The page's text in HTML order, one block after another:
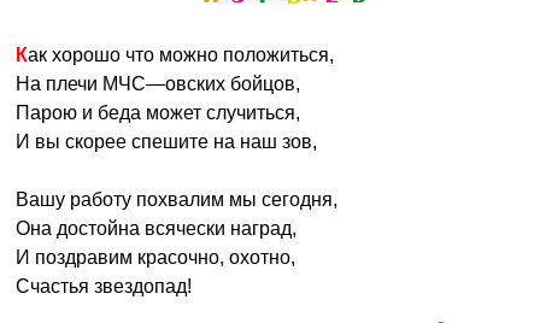
Как хорошо что можно положиться,
На плечи МЧС—овских бойцов,
Парою и беда может случиться,
И вы скорее спешите на наш зов,
Вашу работу похвалим мы сегодня,
Она достойна всячески наград,
И поздравим красочно, охотно,
Счастья звездопад!